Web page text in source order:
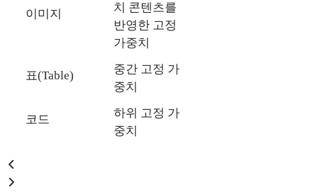
이미지
치 콘텐츠를
반영한 고정
가중치
표(Table)
중간 고정 가
중치
코드
하위 고정 가
중치